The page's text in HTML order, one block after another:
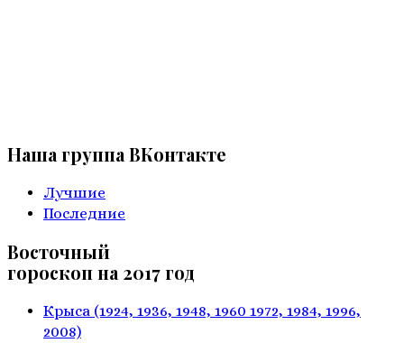
Наша группа ВКонтакте
Лучшие
Последние
Восточный
гороскоп на 2017 год
Крыса (1924, 1936, 1948, 1960 1972, 1984, 1996,
2008)